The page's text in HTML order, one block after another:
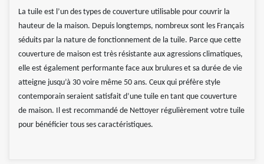
La tuile est l’un des types de couverture utilisable pour couvrir la
hauteur de la maison. Depuis longtemps, nombreux sont les Français
séduits par la nature de fonctionnement de la tuile. Parce que cette
couverture de maison est très résistante aux agressions climatiques,
elle est également performante face aux brulures et sa durée de vie
atteigne jusqu’à 30 voire même 50 ans. Ceux qui préfère style
contemporain seraient satisfait d’une tuile en tant que couverture
de maison. Il est recommandé de Nettoyer régulièrement votre tuile
pour bénéficier tous ses caractéristiques.